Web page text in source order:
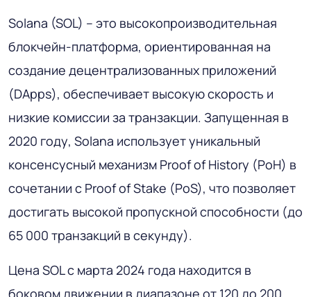
Solana (SOL) – это высокопроизводительная
блокчейн-платформа, ориентированная на
создание децентрализованных приложений
(DApps), обеспечивает высокую скорость и
низкие комиссии за транзакции. Запущенная в
2020 году, Solana использует уникальный
консенсусный механизм Proof of History (PoH) в
сочетании с Proof of Stake (PoS), что позволяет
достигать высокой пропускной способности (до
65 000 транзакций в секунду).
Цена SOL с марта 2024 года находится в
боковом движении в диапазоне от 120 до 200